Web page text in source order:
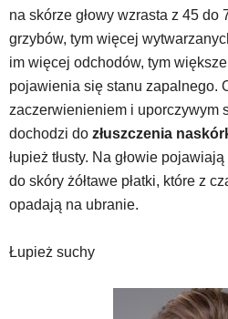
na skórze głowy wzrasta z 45 do
grzybów, tym więcej
im więcej odchodów, tym
pojawienia się stanu zapalnego.
zaczerwienieniem i uporczywym
dochodzi do złuszczenia
łupież tłusty. Na głowie
do skóry żółtawe płatki, które z
opadają na ubranie.
Łupież suchy